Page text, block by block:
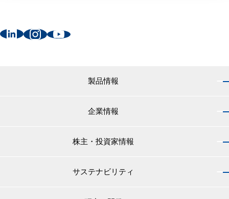
製品情報
小型船舶・漁船用塗料・漁網用防汚剤
企業情報
株主・投資家情報
株主・投資家情報 トップサステナビリティ